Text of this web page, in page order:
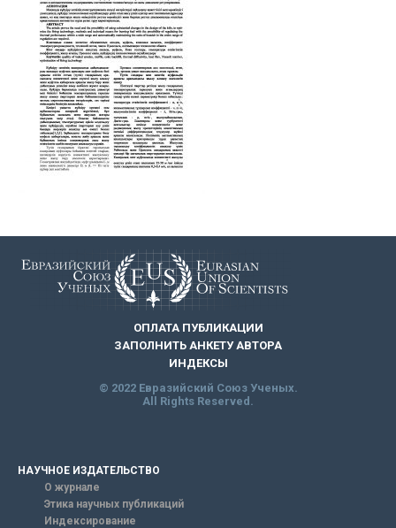
ОПЛАТА ПУБЛИКАЦИИ
ЗАПОЛНИТЬ АНКЕТУ АВТОРА
ИНДЕКСЫ
© 2022 Евразийский Союз Ученых.
All Rights Reserved.
НАУЧНОЕ ИЗДАТЕЛЬСТВО
О журнале
Этика научных публикаций
Индексирование